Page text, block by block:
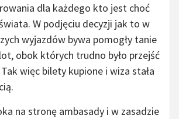
dla każdego kto jest choć
W podjęciu decyzji jak to w
wyjazdów bywa pomogły tanie
obok których trudno było przejść
więc bilety kupione i wiza stała
na stronę ambasady i w zasadzie